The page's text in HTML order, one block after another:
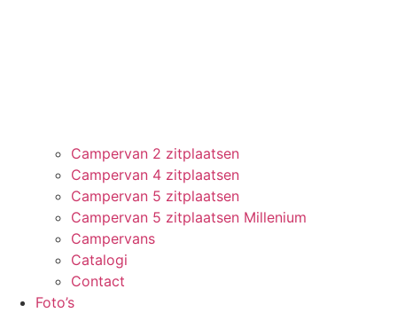
Campervan 2 zitplaatsen
Campervan 4 zitplaatsen
Campervan 5 zitplaatsen
Campervan 5 zitplaatsen Millenium
Campervans
Catalogi
Contact
Foto’s